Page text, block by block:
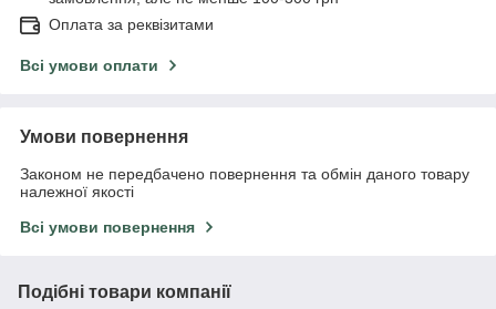
Оплата за реквізитами
Всі умови оплати
Умови повернення
Законом не передбачено повернення та обмін даного товару
належної якості
Всі умови повернення
Подібні товари компанії